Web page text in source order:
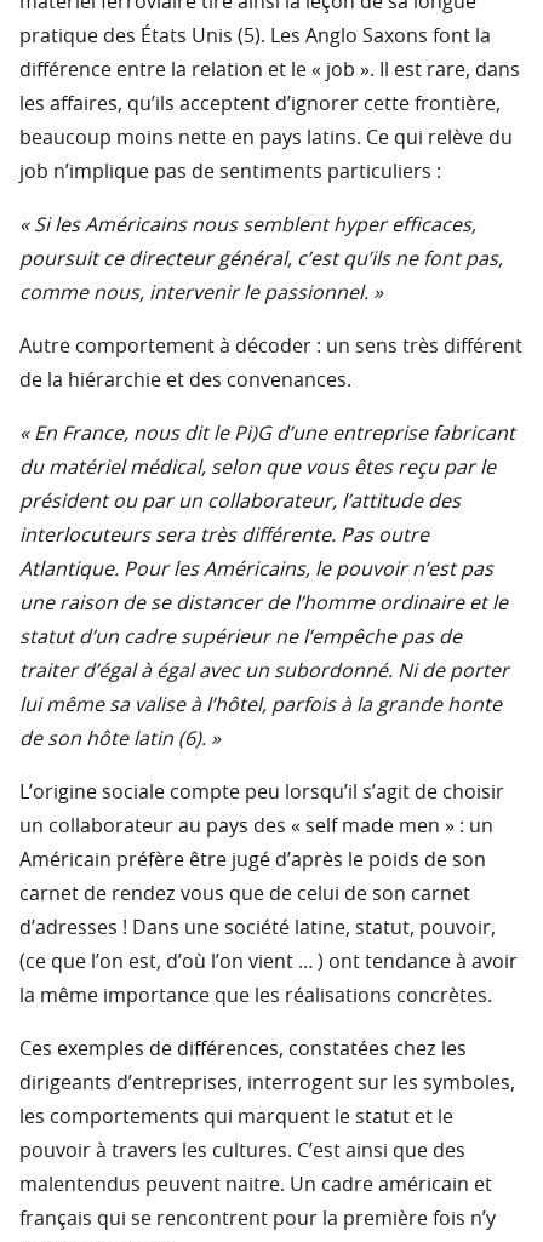
pratique des États Unis (5). Les Anglo Saxons font la
différence entre la relation et le « job ». Il est rare, dans
les affaires, qu’ils acceptent d’ignorer cette frontière,
beaucoup moins nette en pays latins. Ce qui relève du
job n’implique pas de sentiments particuliers :
« Si les Américains nous semblent hyper efficaces,
poursuit ce directeur général, c’est qu’ils ne font pas,
comme nous, intervenir le passionnel. »
Autre comportement à décoder : un sens très différent
de la hiérarchie et des convenances.
« En France, nous dit le Pi)G d’une entreprise fabricant
du matériel médical, selon que vous êtes reçu par le
président ou par un collaborateur, l’attitude des
interlocuteurs sera très différente. Pas outre
Atlantique. Pour les Américains, le pouvoir n’est pas
une raison de se distancer de l’homme ordinaire et le
statut d’un cadre supérieur ne l’empêche pas de
traiter d’égal à égal avec un subordonné. Ni de porter
lui même sa valise à l’hôtel, parfois à la grande honte
de son hôte latin (6). »
L’origine sociale compte peu lorsqu’il s’agit de choisir
un collaborateur au pays des « self made men » : un
Américain préfère être jugé d’après le poids de son
carnet de rendez vous que de celui de son carnet
d’adresses ! Dans une société latine, statut, pouvoir,
(ce que l’on est, d’où l’on vient … ) ont tendance à avoir
la même importance que les réalisations concrètes.
Ces exemples de différences, constatées chez les
dirigeants d’entreprises, interrogent sur les symboles,
les comportements qui marquent le statut et le
pouvoir à travers les cultures. C’est ainsi que des
malentendus peuvent naitre. Un cadre américain et
français qui se rencontrent pour la première fois n’y